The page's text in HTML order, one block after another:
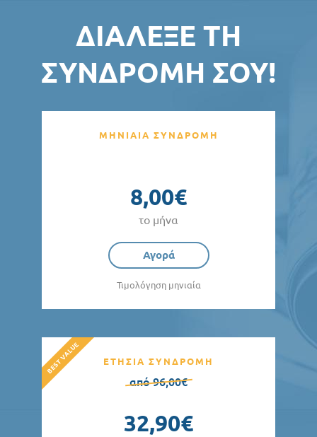
ΔΙΆΛΕΞΕ ΤΗ
ΣΥΝΔΡΟΜΉ ΣΟΥ!
ΜΗΝΙΑΙΑ ΣΥΝΔΡΟΜΗ
8,00€
το μήνα
Αγορά
Τιμολόγηση μηνιαία
ΕΤΗΣΙΑ ΣΥΝΔΡΟΜΗ
από 96,00€
32,90€